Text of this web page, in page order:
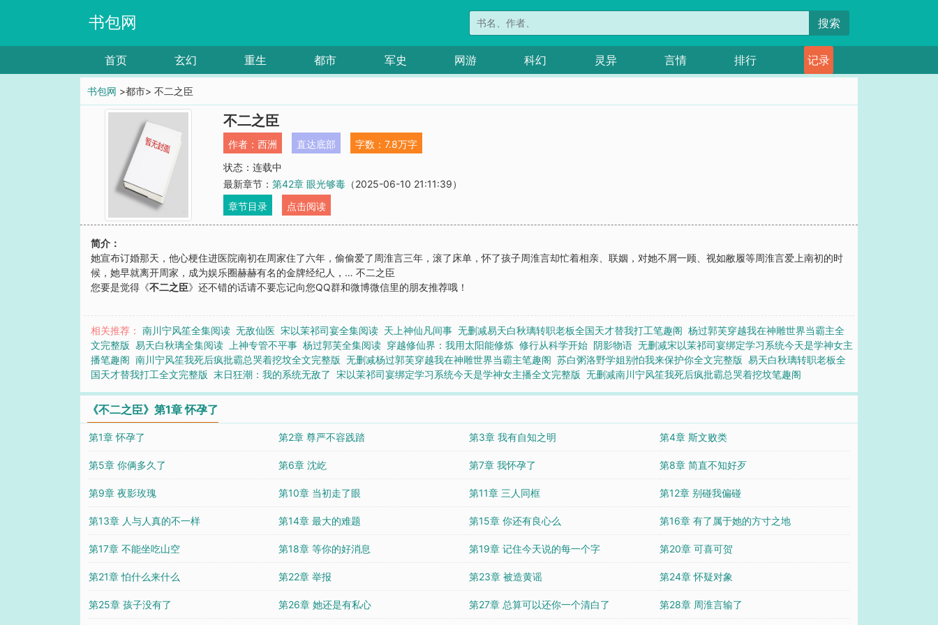
书包网 搜索
首页 玄幻 重生 都市 军史 网游 科幻 灵异 言情 排行 记录
书包网 >都市> 不二之臣
不二之臣
作者：西洲 直达底部
字数：7.8万字
状态：连载中
最新章节：第42章 眼光够毒 （2025-06-10 21:11:39）
章节目录
点击阅读
简介：
她宣布订婚那天，他心梗住进医院南初在周家住了六年，偷偷爱了周淮言三年，滚了床单，怀了孩子周淮言却忙着相亲、联姻，对她不屑一顾、视如敝履等周淮言爱上南初的时
候，她早就离开周家，成为娱乐圈赫赫有名的金牌经纪人，… 不二之臣
您要是觉得《不二之臣》还不错的话请不要忘记向您QQ群和微博微信里的朋友推荐哦！
相关推荐：南川宁风笙全集阅读 无敌仙医 宋以茉祁司宴全集阅读 天上神仙凡间事 无删减易天白秋璃转职老板全国天才替我打工笔趣阁 杨过郭芙穿越我在神雕世界当霸主全
文完整版 易天白秋璃全集阅读 上神专管不平事 杨过郭芙全集阅读 穿越修仙界：我用太阳能修炼 修行从科学开始 阴影物语 无删减宋以茉祁司宴绑定学习系统今天是学神女主
播笔趣阁 南川宁风笙我死后疯批霸总哭着挖坟全文完整版 无删减杨过郭芙穿越我在神雕世界当霸主笔趣阁 苏白粥洛野学姐别怕我来保护你全文完整版 易天白秋璃转职老板全
国天才替我打工全文完整版 末日狂潮：我的系统无敌了 宋以茉祁司宴绑定学习系统今天是学神女主播全文完整版 无删减南川宁风笙我死后疯批霸总哭着挖坟笔趣阁
《不二之臣》第1章 怀孕了
第1章 怀孕了 第2章 尊严不容践踏 第3章 我有自知之明 第4章 斯文败类
第5章 你俩多久了 第6章 沈屹 第7章 我怀孕了 第8章 简直不知好歹
第9章 夜影玫瑰 第10章 当初走了眼 第11章 三人同框 第12章 别碰我偏碰
第13章 人与人真的不一样 第14章 最大的难题 第15章 你还有良心么 第16章 有了属于她的方寸之地
第17章 不能坐吃山空 第18章 等你的好消息 第19章 记住今天说的每一个字 第20章 可喜可贺
第21章 怕什么来什么 第22章 举报 第23章 被造黄谣 第24章 怀疑对象
第25章 孩子没有了 第26章 她还是有私心 第27章 总算可以还你一个清白了 第28章 周淮言输了